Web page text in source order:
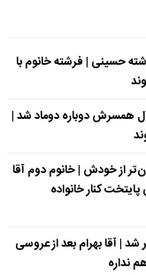
حسینی | فرشته خانوم با
همسرش دوباره دوماد شد |
خمسه با زن دوم 20 سال جوان‌تر از خودش | خانوم دوم آقا
کنار خانواده
| آقا بهرام بعد از عروسی
نداره